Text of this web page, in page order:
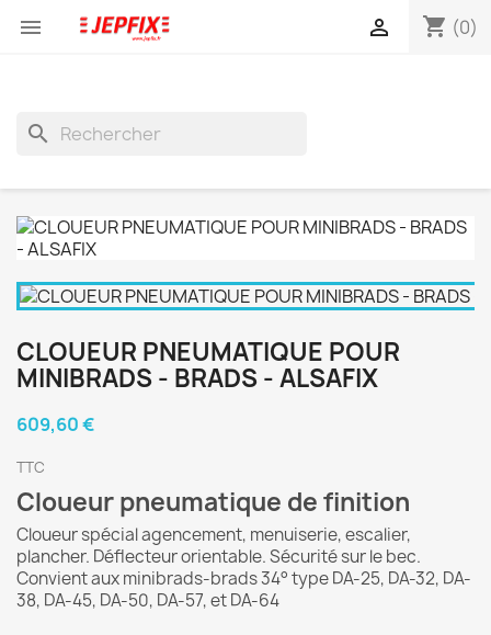
 shopping_cart (0)

search
CLOUEUR PNEUMATIQUE POUR
MINIBRADS - BRADS - ALSAFIX
609,60 €
TTC
Cloueur pneumatique de finition
Cloueur spécial agencement, menuiserie, escalier,
plancher. Déflecteur orientable. Sécurité sur le bec.
Convient aux minibrads-brads 34° type DA-25, DA-32, DA-
38, DA-45, DA-50, DA-57, et DA-64